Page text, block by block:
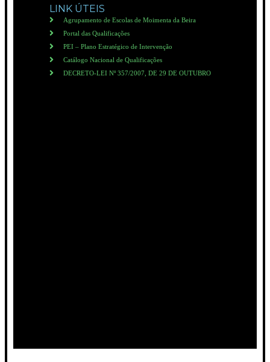
LINK ÚTEIS
Agrupamento de Escolas de Moimenta da Beira
Portal das Qualificações
PEI – Plano Estratégico de Intervenção
Catálogo Nacional de Qualificações
DECRETO-LEI Nº 357/2007, DE 29 DE OUTUBRO